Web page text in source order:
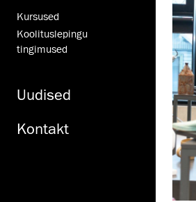
Kursused
Koolituslepingu
tingimused
Uudised
Kontakt